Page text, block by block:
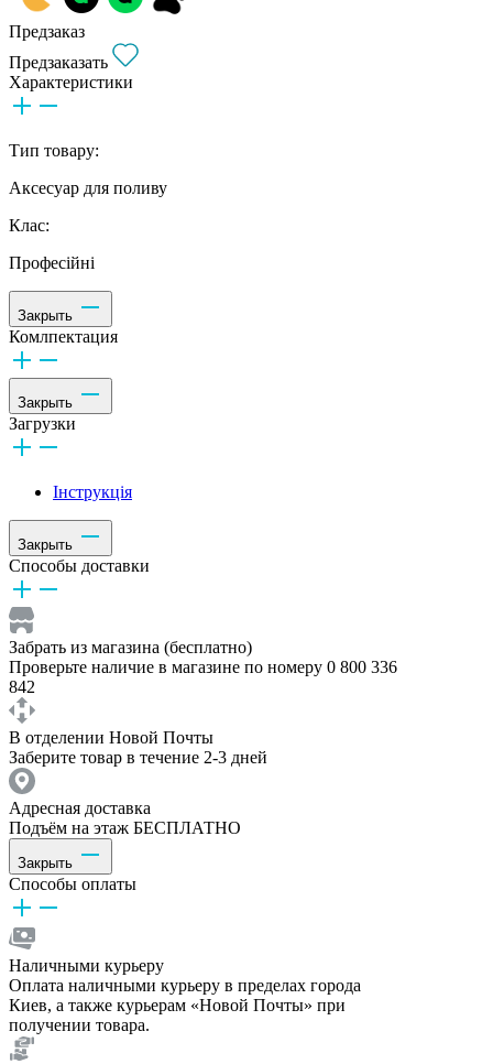
Предзаказ
Предзаказать
Характеристики
Тип товару:
Аксесуар для поливу
Клас:
Професійні
Закрыть
Комлпектация
Закрыть
Загрузки
Інструкція
Закрыть
Способы доставки
Забрать из магазина (бесплатно)
Проверьте наличие в магазине по номеру 0 800 336
842
В отделении Новой Почты
Заберите товар в течение 2-3 дней
Адресная доставка
Подъём на этаж БЕСПЛАТНО
Закрыть
Способы оплаты
Наличными курьеру
Оплата наличными курьеру в пределах города
Киев, а также курьерам «Новой Почты» при
получении товара.